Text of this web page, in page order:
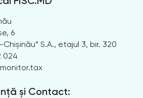
6
S.A., etajul 3, bir. 320
024
și Contact: